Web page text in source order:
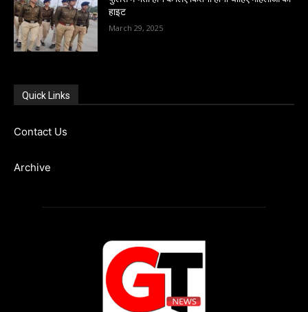
हाइट
March 29, 2025
Quick Links
Contact Us
Archive